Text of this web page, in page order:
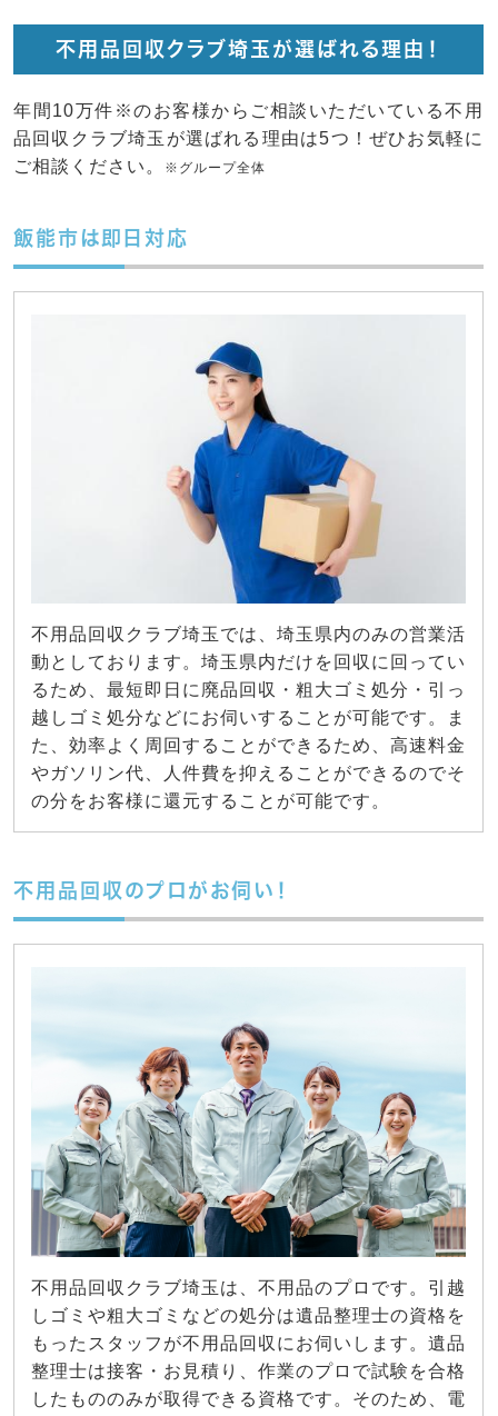
不用品回収クラブ埼玉が選ばれる理由！
年間10万件※のお客様からご相談いただいている不用
品回収クラブ埼玉が選ばれる理由は5つ！ぜひお気軽に
ご相談ください。
※グループ全体
飯能市は即日対応
不用品回収クラブ埼玉では、埼玉県内のみの営業活
動としております。埼玉県内だけを回収に回ってい
るため、最短即日に廃品回収・粗大ゴミ処分・引っ
越しゴミ処分などにお伺いすることが可能です。ま
た、効率よく周回することができるため、高速料金
やガソリン代、人件費を抑えることができるのでそ
の分をお客様に還元することが可能です。
不用品回収のプロがお伺い！
不用品回収クラブ埼玉は、不用品のプロです。引越
しゴミや粗大ゴミなどの処分は遺品整理士の資格を
もったスタッフが不用品回収にお伺いします。遺品
整理士は接客・お見積り、作業のプロで試験を合格
したもののみが取得できる資格です。そのため、電